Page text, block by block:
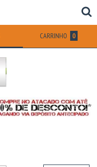
CARRINHO 0